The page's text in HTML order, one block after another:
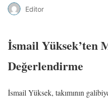
Editor
İsmail Yüksek’ten
Değerlendirme
İsmail Yüksek, takımının